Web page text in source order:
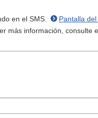
en el SMS.
Pantalla del
más información, consulte